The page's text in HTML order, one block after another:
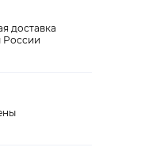
доставка
России